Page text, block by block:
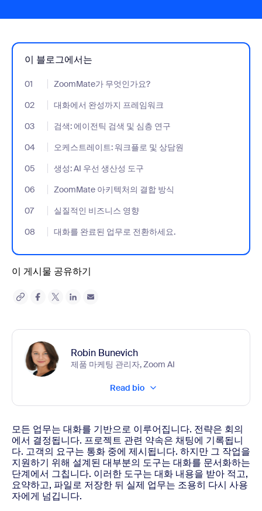
이 블로그에서는
01 ZoomMate가 무엇인가요?
- Jumplink to ZoomMate가 무엇인가요?
02
대화에서 완성까지 프레임워크
- Jumplink to 대화에서 완성까지 프레임워크
03
검색: 에이전틱 검색 및 심층 연구
- Jumplink to 검색: 에이전틱 검색 및 심층 연구
04
오케스트레이트: 워크플로 및 상담원
- Jumplink to 오케스트레이트: 워크플로 및 상담원
05
생성: AI 우선 생산성 도구
- Jumplink to 생성: AI 우선 생산성 도구
06
ZoomMate 아키텍처의 결합 방식
- Jumplink to ZoomMate 아키텍처의 결합 방식
07
실질적인 비즈니스 영향
- Jumplink to 실질적인 비즈니스 영향
08
대화를 완료된 업무로 전환하세요.
- Jumplink to 대화를 완료된 업무로 전환하세요.
이 게시물 공유하기
Robin Bunevich
제품 마케팅 관리자, Zoom AI
Read bio
모든 업무는 대화를 기반으로 이루어집니다. 전략은 회의
에서 결정됩니다. 프로젝트 관련 약속은 채팅에 기록됩니
다. 고객의 요구는 통화 중에 제시됩니다. 하지만 그 작업을
지원하기 위해 설계된 대부분의 도구는 대화를 문서화하는
단계에서 그칩니다. 이러한 도구는 대화 내용을 받아 적고,
요약하고, 파일로 저장한 뒤 실제 업무는 조용히 다시 사용
자에게 넘깁니다.